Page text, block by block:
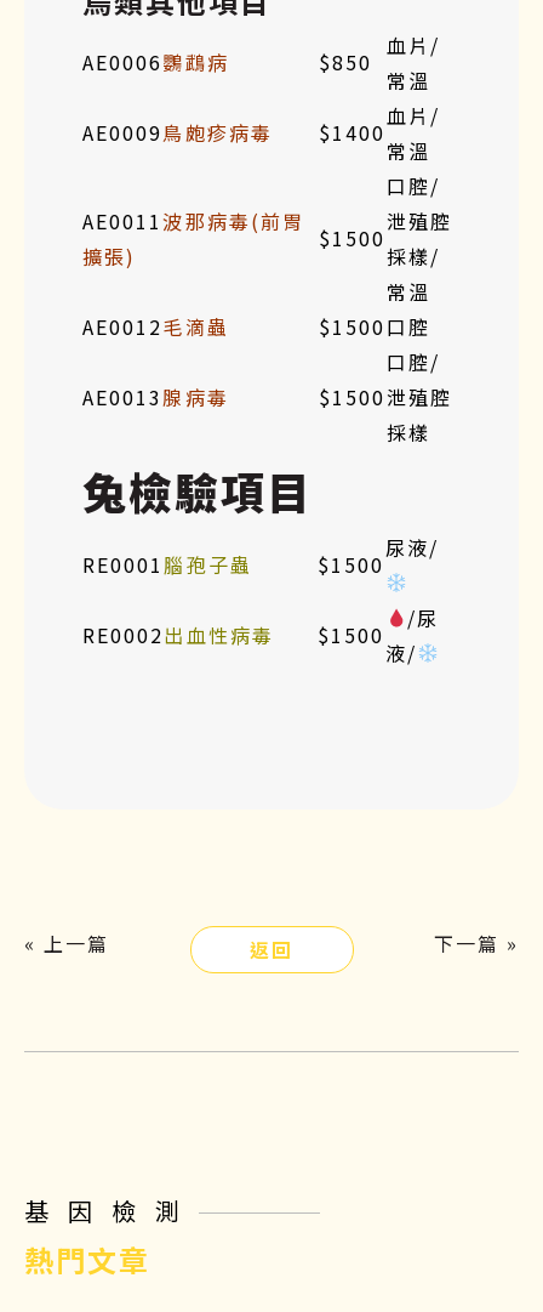
AE0006鸚鵡病 $850
血片/
常溫
AE0009鳥皰疹病毒 $1400
血片/
常溫
AE0011波那病毒(前胃
擴張)
$1500
口腔/
泄殖腔
採樣/
常溫
AE0012毛滴蟲 $1500口腔
AE0013腺病毒 $1500
口腔/
泄殖腔
採樣
兔檢驗項目
RE0001 腦孢子蟲 $1500
尿液/
RE0002出血性病毒 $1500
/尿
液/
« 上一篇 返回 下一篇 »
基因檢測
熱門文章